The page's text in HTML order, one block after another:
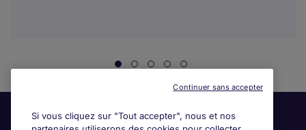
Si vous cliquez sur "Tout accepter", nous et nos
Continuer sans accepter